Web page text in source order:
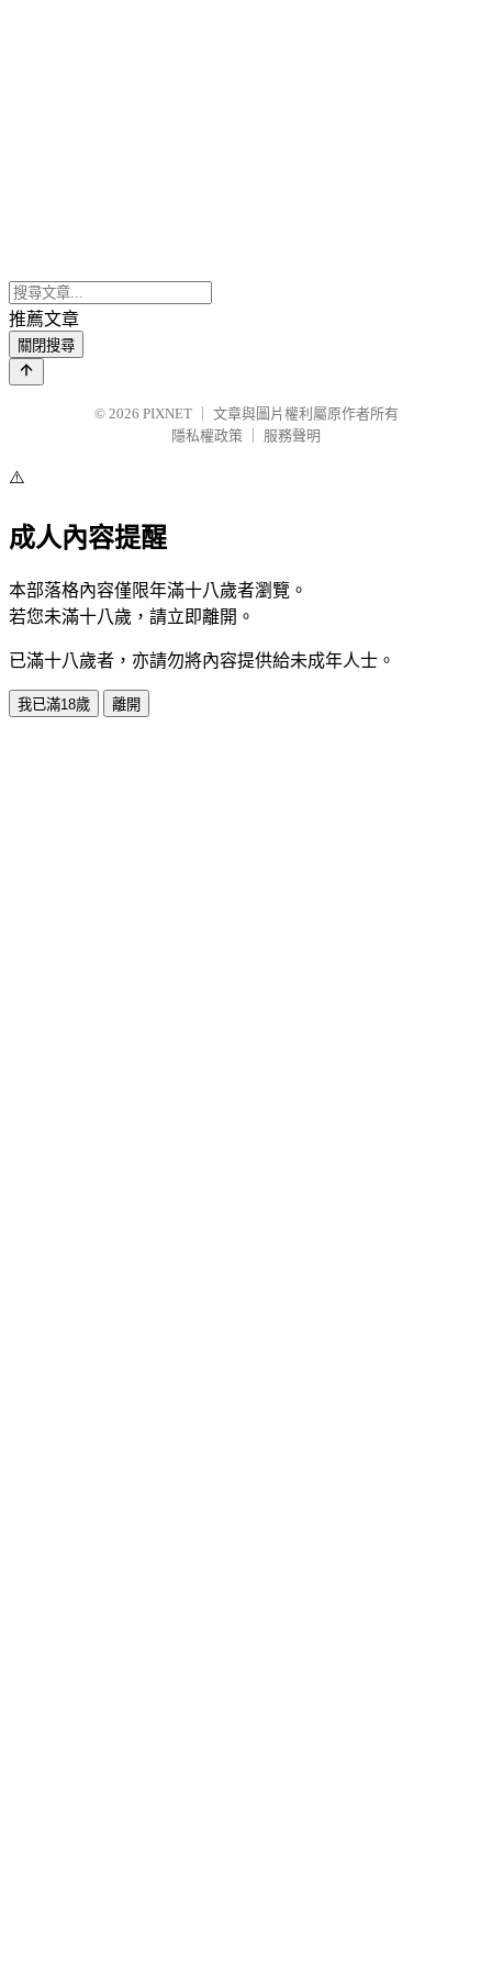
推薦文章
關閉搜尋
© 2026 PIXNET
文章與圖片權利屬原作者所有
隱私權政策
服務聲明
⚠️
成人內容提醒
本部落格內容僅限年滿十八歲者瀏覽。
若您未滿十八歲，請立即離開。
已滿十八歲者，亦請勿將內容提供給未成年人士。
我已滿18歲 離開